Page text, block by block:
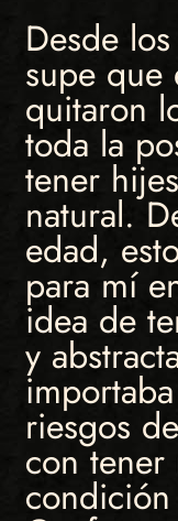
Desde
supe
quitaron
toda la
tener
natural.
edad,
para mí
idea de
y
riesgos
con tener